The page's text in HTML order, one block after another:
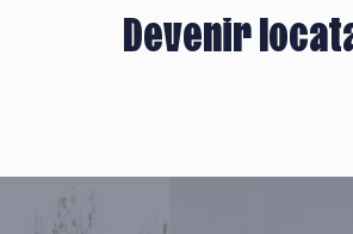
Devenir